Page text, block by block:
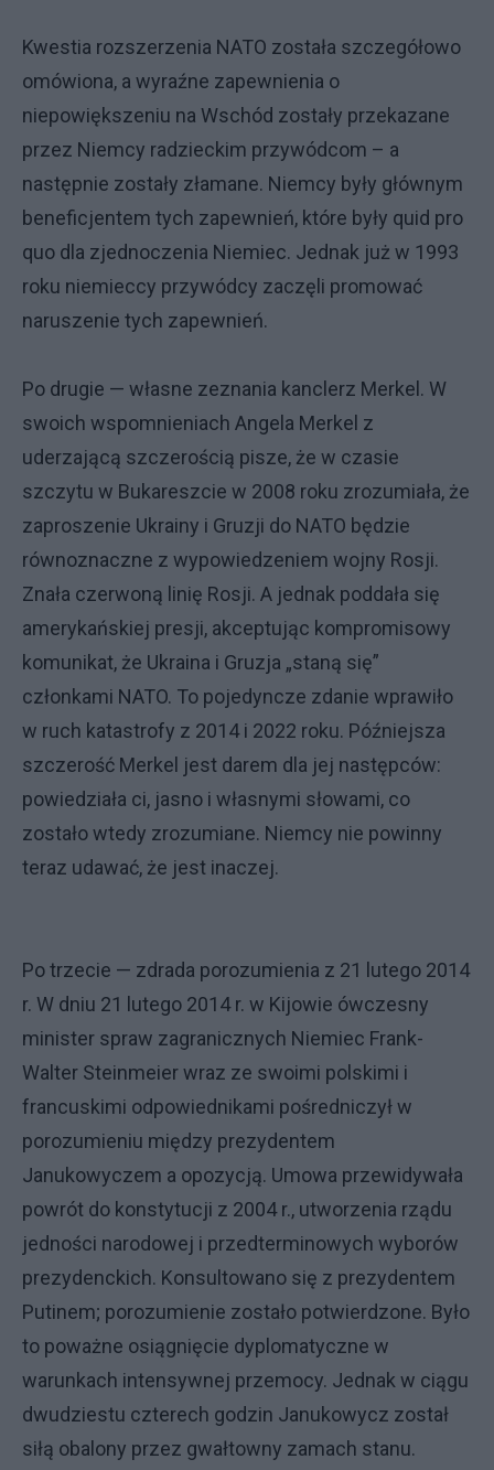
Kwestia rozszerzenia NATO została szczegółowo
omówiona, a wyraźne zapewnienia o
niepowiększeniu na Wschód zostały przekazane
przez Niemcy radzieckim przywódcom – a
następnie zostały złamane. Niemcy były głównym
beneficjentem tych zapewnień, które były quid pro
quo dla zjednoczenia Niemiec. Jednak już w 1993
roku niemieccy przywódcy zaczęli promować
naruszenie tych zapewnień.
Po drugie — własne zeznania kanclerz Merkel. W
swoich wspomnieniach Angela Merkel z
uderzającą szczerością pisze, że w czasie
szczytu w Bukareszcie w 2008 roku zrozumiała, że
zaproszenie Ukrainy i Gruzji do NATO będzie
równoznaczne z wypowiedzeniem wojny Rosji.
Znała czerwoną linię Rosji. A jednak poddała się
amerykańskiej presji, akceptując kompromisowy
komunikat, że Ukraina i Gruzja „staną się”
członkami NATO. To pojedyncze zdanie wprawiło
w ruch katastrofy z 2014 i 2022 roku. Późniejsza
szczerość Merkel jest darem dla jej następców:
powiedziała ci, jasno i własnymi słowami, co
zostało wtedy zrozumiane. Niemcy nie powinny
teraz udawać, że jest inaczej.
Po trzecie — zdrada porozumienia z 21 lutego 2014
r. W dniu 21 lutego 2014 r. w Kijowie ówczesny
minister spraw zagranicznych Niemiec Frank-
Walter Steinmeier wraz ze swoimi polskimi i
francuskimi odpowiednikami pośredniczył w
porozumieniu między prezydentem
Janukowyczem a opozycją. Umowa przewidywała
powrót do konstytucji z 2004 r., utworzenia rządu
jedności narodowej i przedterminowych wyborów
prezydenckich. Konsultowano się z prezydentem
Putinem; porozumienie zostało potwierdzone. Było
to poważne osiągnięcie dyplomatyczne w
warunkach intensywnej przemocy. Jednak w ciągu
dwudziestu czterech godzin Janukowycz został
siłą obalony przez gwałtowny zamach stanu.